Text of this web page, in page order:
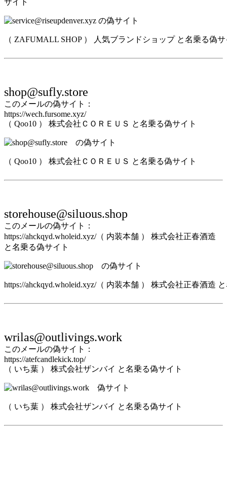
（ ZAFUMALL SHOP ） 人気ブランドショップ と名乗る偽
shop@sufly.store
このメールの偽サイト：
https://wech.fursome.xyz/
（ Qoo10 ） 株式会社ＣＯＲＥＵＳ と名乗る偽サイト
（ Qoo10 ） 株式会社ＣＯＲＥＵＳ と名乗る偽サイト
storehouse@siluous.shop
このメールの偽サイト：
https://ahckqyd.wholeid.xyz/（ 内装本舗 ） 株式会社正春酒造
と名乗る偽サイト
https://ahckqyd.wholeid.xyz/（ 内装本舗 ） 株式会社正春酒造
wrilas@outlivings.work
このメールの偽サイト：
https://atefcandlekick.top/
（ いち葉 ） 株式会社ザンバイ と名乗る偽サイト
（ いち葉 ） 株式会社ザンバイ と名乗る偽サイト